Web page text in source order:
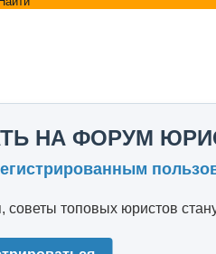
НА ФОРУМ
топовых юристов